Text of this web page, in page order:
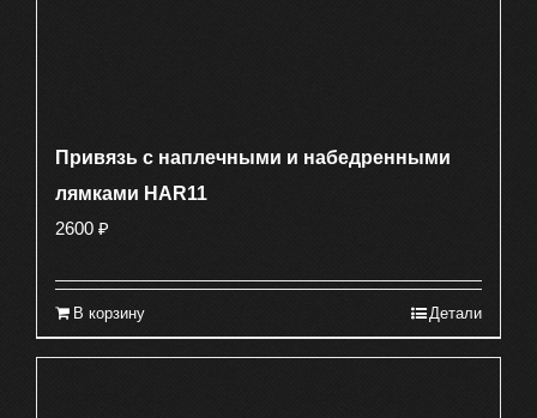
Привязь с наплечными и набедренными
лямками HAR11
2600 ₽
В корзину Детали